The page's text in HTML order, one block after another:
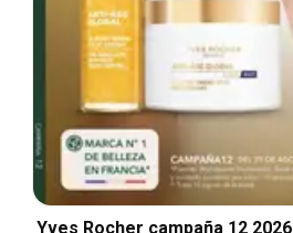
Yves Rocher campaña 12 2026